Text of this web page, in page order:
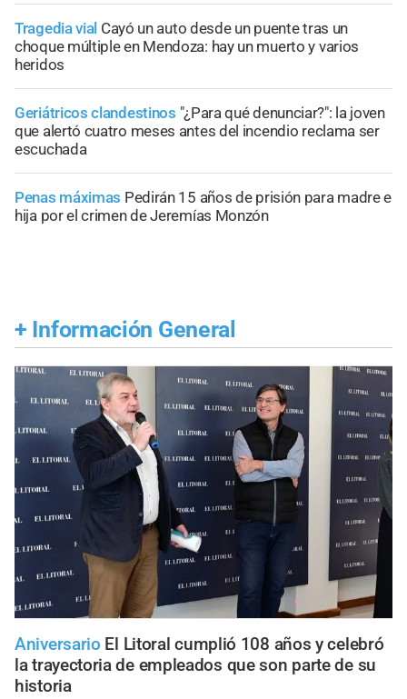
Tragedia vial Cayó un auto desde un puente tras un
choque múltiple en Mendoza: hay un muerto y varios
heridos
Geriátricos clandestinos "¿Para qué denunciar?": la joven
que alertó cuatro meses antes del incendio reclama ser
escuchada
Penas máximas Pedirán 15 años de prisión para madre e
hija por el crimen de Jeremías Monzón
+ Información General
Aniversario El Litoral cumplió 108 años y celebró
la trayectoria de empleados que son parte de su
historia